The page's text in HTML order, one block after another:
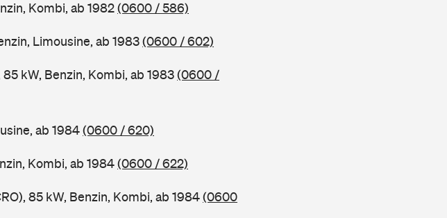
Kombi, ab 1982(0600 / 586)
Limousine, ab 1983(0600 / 602)
85 kW, Benzin, Kombi, ab 1983(0600 /
ab 1984(0600 / 620)
Kombi, ab 1984(0600 / 622)
85 kW, Benzin, Kombi, ab 1984(0600